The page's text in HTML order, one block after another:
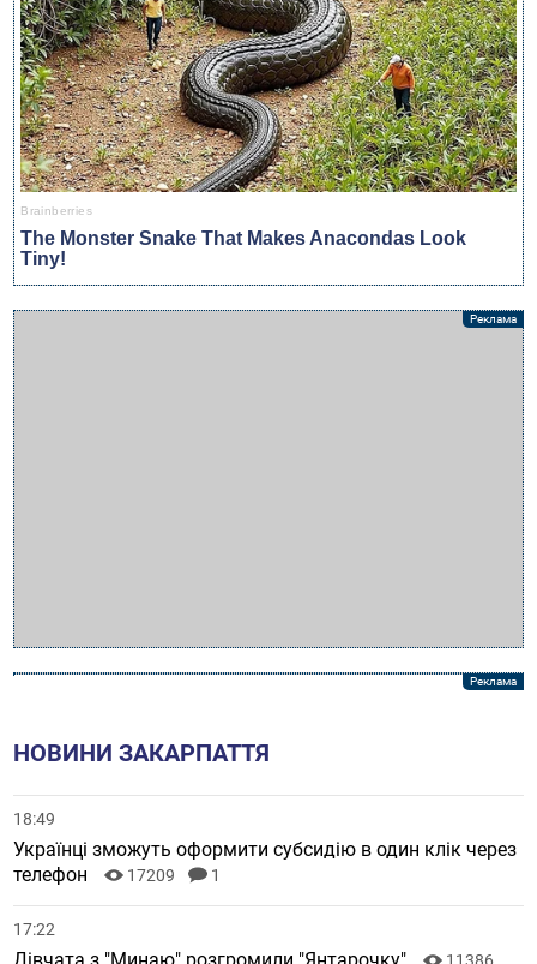
НОВИНИ ЗАКАРПАТТЯ
18:49
Українці зможуть оформити субсидію в один клік через
телефон
17209 1
17:22